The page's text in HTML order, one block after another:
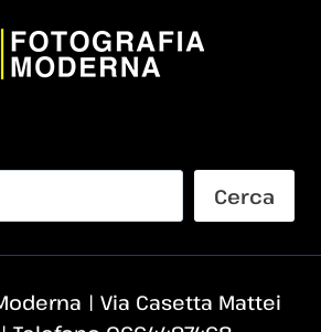
Cerca
| Via Casetta Mattei